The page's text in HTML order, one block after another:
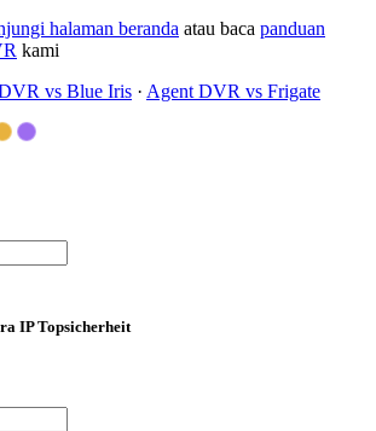
halaman beranda atau baca panduan
kami
vs Blue Iris · Agent DVR vs Frigate
IP Topsicherheit